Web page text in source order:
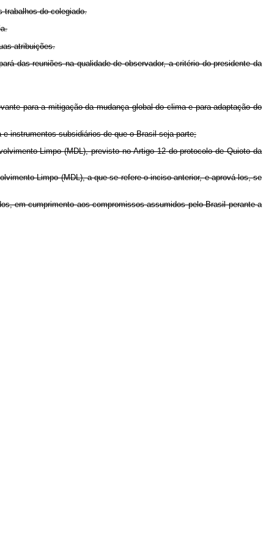
trabalhos do colegiado.
atribuições.
das reuniões na qualidade de observador, a critério do presidente da
para a mitigação da mudança global do clima e para adaptação do
instrumentos subsidiários de que o Brasil seja parte;
Limpo (MDL), previsto no Artigo 12 do protocolo de Quioto da
Limpo (MDL), a que se refere o inciso anterior, e aprová-los, se
em cumprimento aos compromissos assumidos pelo Brasil perante a